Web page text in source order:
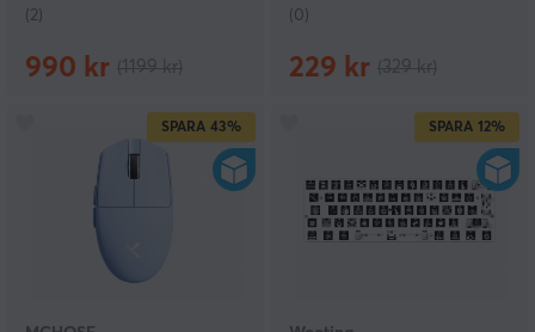
(2)
990 kr
(0)
229 kr
SPARA 43% SPARA 12%